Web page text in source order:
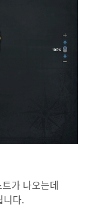
가 나오는데
니다.